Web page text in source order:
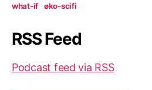
what-if øko-scifi
RSS Feed
Podcast feed via RSS